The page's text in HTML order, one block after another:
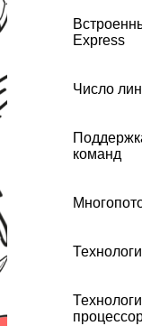
Express
Число
команд